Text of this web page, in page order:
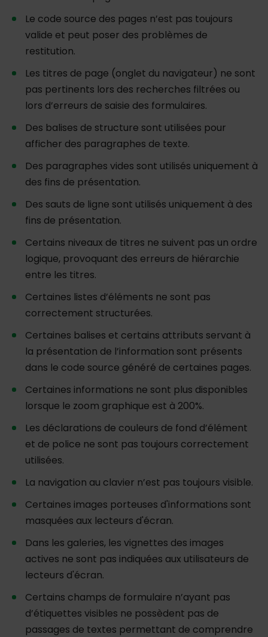
Le code source des pages n’est pas toujours
valide et peut poser des problèmes de
restitution.
Les titres de page (onglet du navigateur) ne sont
pas pertinents lors des recherches filtrées ou
lors d’erreurs de saisie des formulaires.
Des balises de structure sont utilisées pour
afficher des paragraphes de texte.
Des paragraphes vides sont utilisés uniquement à
des fins de présentation.
Des sauts de ligne sont utilisés uniquement à des
fins de présentation.
Certains niveaux de titres ne suivent pas un ordre
logique, provoquant des erreurs de hiérarchie
entre les titres.
Certaines listes d’éléments ne sont pas
correctement structurées.
Certaines balises et certains attributs servant à
la présentation de l’information sont présents
dans le code source généré de certaines pages.
Certaines informations ne sont plus disponibles
lorsque le zoom graphique est à 200%.
Les déclarations de couleurs de fond d’élément
et de police ne sont pas toujours correctement
utilisées.
La navigation au clavier n’est pas toujours visible.
Certaines images porteuses d'informations sont
masquées aux lecteurs d'écran.
Dans les galeries, les vignettes des images
actives ne sont pas indiquées aux utilisateurs de
lecteurs d'écran.
Certains champs de formulaire n’ayant pas
d’étiquettes visibles ne possèdent pas de
passages de textes permettant de comprendre